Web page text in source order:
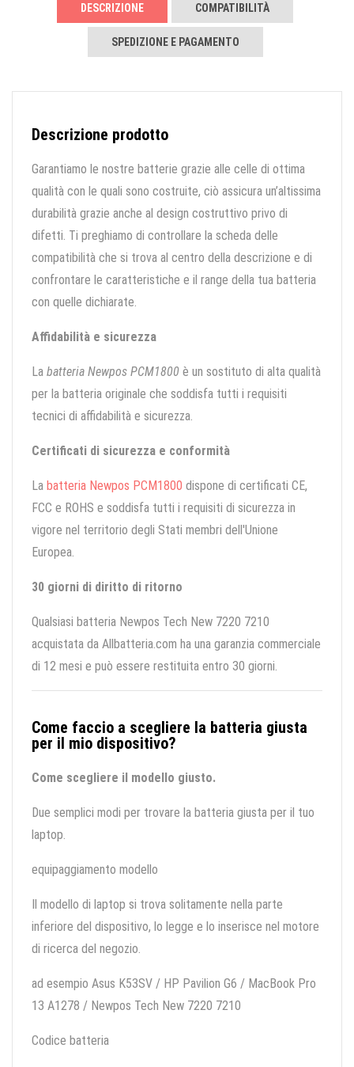
DESCRIZIONE COMPATIBILITÀ
SPEDIZIONE E PAGAMENTO
Descrizione prodotto
Garantiamo le nostre batterie grazie alle celle di ottima
qualità con le quali sono costruite, ciò assicura un’altissima
durabilità grazie anche al design costruttivo privo di
difetti. Ti preghiamo di controllare la scheda delle
compatibilità che si trova al centro della descrizione e di
confrontare le caratteristiche e il range della tua batteria
con quelle dichiarate.
Affidabilità e sicurezza
La batteria Newpos PCM1800 è un sostituto di alta qualità
per la batteria originale che soddisfa tutti i requisiti
tecnici di affidabilità e sicurezza.
Certificati di sicurezza e conformità
La batteria Newpos PCM1800 dispone di certificati CE,
FCC e ROHS e soddisfa tutti i requisiti di sicurezza in
vigore nel territorio degli Stati membri dell'Unione
Europea.
30 giorni di diritto di ritorno
Qualsiasi batteria Newpos Tech New 7220 7210
acquistata da Allbatteria.com ha una garanzia commerciale
di 12 mesi e può essere restituita entro 30 giorni.
Come faccio a scegliere la batteria giusta
per il mio dispositivo?
Come scegliere il modello giusto.
Due semplici modi per trovare la batteria giusta per il tuo
laptop.
equipaggiamento modello
Il modello di laptop si trova solitamente nella parte
inferiore del dispositivo, lo legge e lo inserisce nel motore
di ricerca del negozio.
ad esempio Asus K53SV / HP Pavilion G6 / MacBook Pro
13 A1278 / Newpos Tech New 7220 7210
Codice batteria